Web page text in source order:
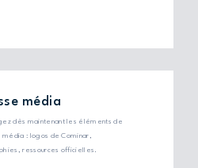
média
dès maintenant les éléments de
média : logos de Cominar,
ressources officielles.